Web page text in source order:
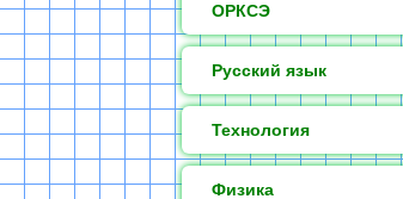
ОРКСЭ
Русский язык
Технология
Физика